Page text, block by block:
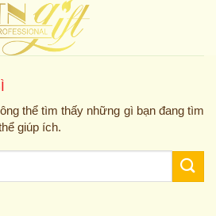
thể tìm thấy những gì bạn đang tìm
giúp ích.